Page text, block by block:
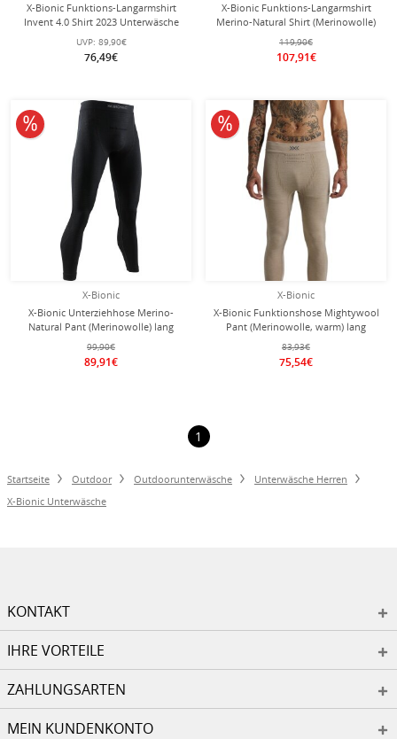
X-Bionic Funktions-Langarmshirt
Invent 4.0 Shirt 2023 Unterwäsche
charcoalgrau Herren
UVP: 89,90€
76,49€
X-Bionic Funktions-Langarmshirt
Merino-Natural Shirt (Merinowolle)
Unterwäsche schwarz Herren
119,90€
107,91€
X-Bionic
X-Bionic Unterziehhose Merino-
Natural Pant (Merinowolle) lang
Unterwäsche schwarz Herren
99,90€
89,91€
10% reduziert
X-Bionic
X-Bionic Funktionshose Mightywool
Pant (Merinowolle, warm) lang
sand/beige Herren
83,93€
75,54€
10% reduziert
1
Startseite Outdoor Outdoorunterwäsche
Unterwäsche Herren
X-Bionic Unterwäsche
KONTAKT
IHRE VORTEILE
ZAHLUNGSARTEN
MEIN KUNDENKONTO